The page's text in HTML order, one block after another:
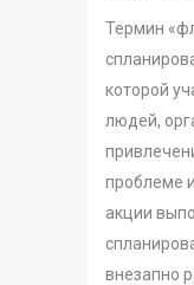
Термин
которой
людей,
проблеме
акции
внезапно